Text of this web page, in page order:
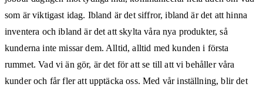
som är viktigast idag. Ibland är det siffror, ibland är det att hinna
inventera och ibland är det att skylta våra nya produkter, så
kunderna inte missar dem. Alltid, alltid med kunden i första
rummet. Vad vi än gör, är det för att se till att vi behåller våra
kunder och får fler att upptäcka oss. Med vår inställning, blir det